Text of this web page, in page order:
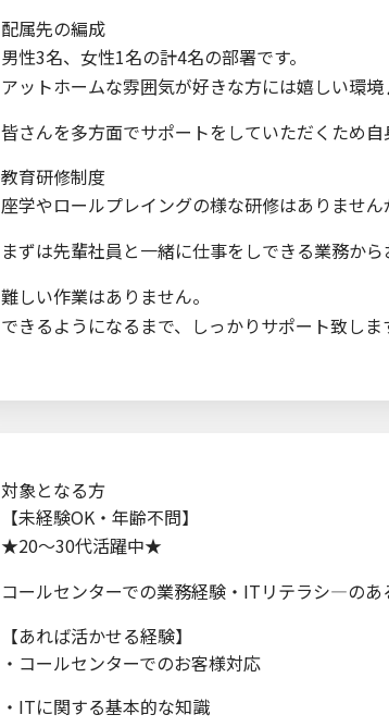
配属先の編成
男性3名、女性1名の計4名の部署です。
アットホームな雰囲気が好きな方には嬉しい環
皆さんを多方面でサポートをしていただくため自
教育研修制度
座学やロールプレイングの様な研修はありませ
まずは先輩社員と一緒に仕事をしできる業務から
難しい作業はありません。
できるようになるまで、しっかりサポート致しま
対象となる方
【未経験OK・年齢不問】
★20～30代活躍中★
コールセンターでの業務経験・ITリテラシ―の
【あれば活かせる経験】
・コールセンターでのお客様対応
・ITに関する基本的な知識